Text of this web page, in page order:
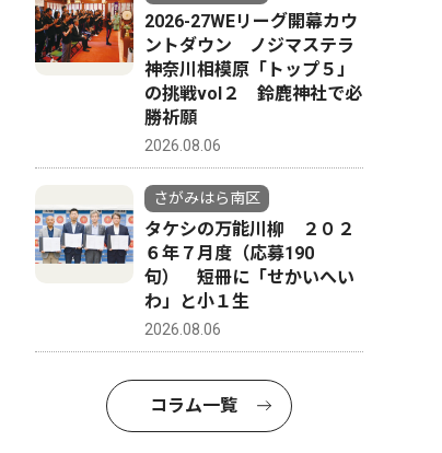
2026-27WEリーグ開幕カウ
ントダウン ノジマステラ
神奈川相模原「トップ５」
の挑戦vol２ 鈴鹿神社で必
勝祈願
2026.08.06
さがみはら南区
タケシの万能川柳 ２０２
６年７月度（応募190
句） 短冊に「せかいへい
わ」と小１生
2026.08.06
コラム一覧